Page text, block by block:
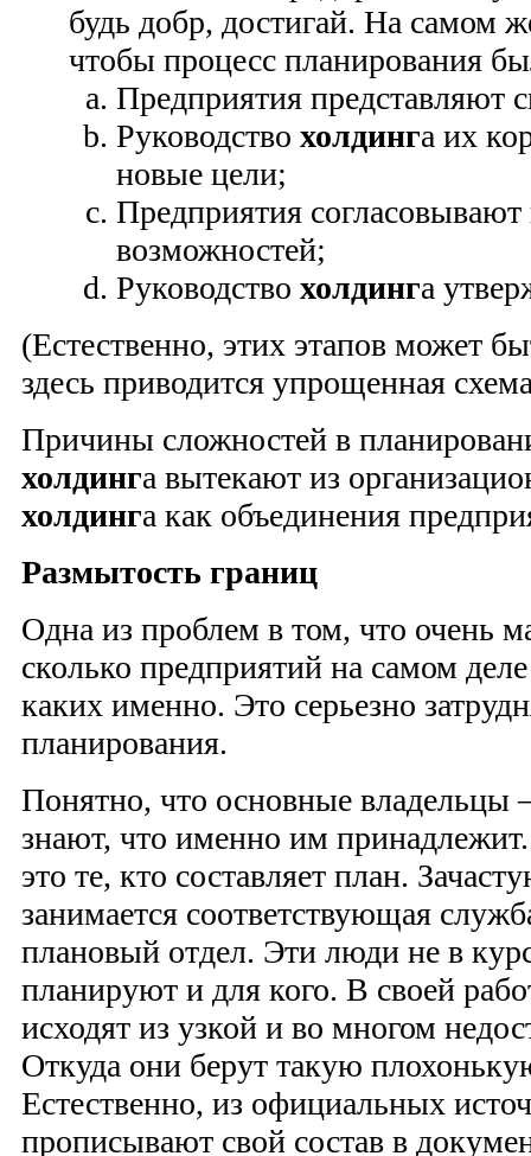
будь добр, достигай. На самом
чтобы процесс планирования
Предприятия представляют
Руководство холдинга их
новые цели;
Предприятия
возможностей;
Руководство холдинга
(Естественно, этих этапов может
здесь приводится упрощенная
Причины сложностей в
холдинга вытекают из
холдинга как объединения
Размытость границ
Одна из проблем в том, что очень
сколько предприятий на самом
каких именно. Это серьезно
планирования.
Понятно, что основные владельцы
знают, что именно им
это те, кто составляет план.
занимается соответствующая
плановый отдел. Эти люди не в
планируют и для кого. В своей
исходят из узкой и во многом
Откуда они берут такую
Естественно, из официальных
прописывают свой состав в